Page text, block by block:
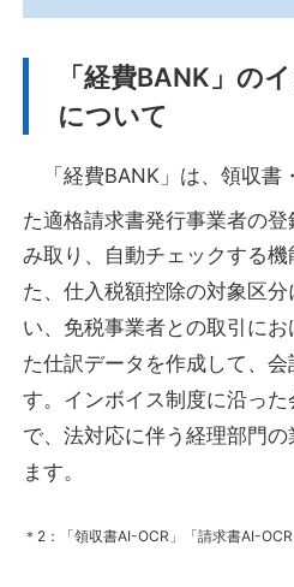
「経費BANK」の
について
「経費BANK」は、領収
た適格請求書発行事業者の
み取り、自動チェックする
た、仕入税額控除の対象区
い、免税事業者との取引に
た仕訳データを作成して、
す。インボイス制度に沿っ
で、法対応に伴う経理部門
ます。
＊2：「領収書AI-OCR」「請求書AI-